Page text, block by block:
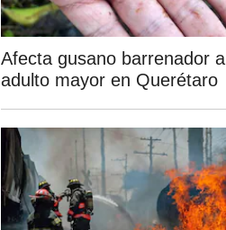
Afecta gusano barrenador a
adulto mayor en Querétaro